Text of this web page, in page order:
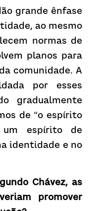
grande ênfase
ao mesmo
normas de
planos para
comunidade. A
por esses
gradualmente
de “o espírito
um espírito de
identidade e no
Chávez, as
promover